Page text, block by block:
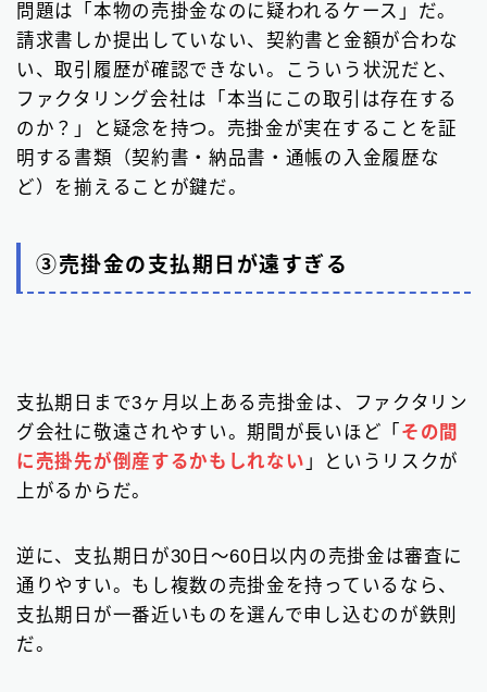
問題は「本物の売掛金なのに疑われるケース」だ。
請求書しか提出していない、契約書と金額が合わな
い、取引履歴が確認できない。こういう状況だと、
ファクタリング会社は「本当にこの取引は存在する
のか？」と疑念を持つ。売掛金が実在することを証
明する書類（契約書・納品書・通帳の入金履歴な
ど）を揃えることが鍵だ。
③売掛金の支払期日が遠すぎる
支払期日まで3ヶ月以上ある売掛金は、ファクタリン
グ会社に敬遠されやすい。期間が長いほど「 その間
に売掛先が倒産するかもしれない 」というリスクが
上がるからだ。
逆に、支払期日が30日〜60日以内の売掛金は審査に
通りやすい。もし複数の売掛金を持っているなら、
支払期日が一番近いものを選んで申し込むのが鉄則
だ。